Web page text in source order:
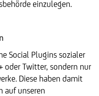
einzulegen.
Social Plugins sozialer
oder Twitter, sondern nur
Diese haben damit
auf unseren